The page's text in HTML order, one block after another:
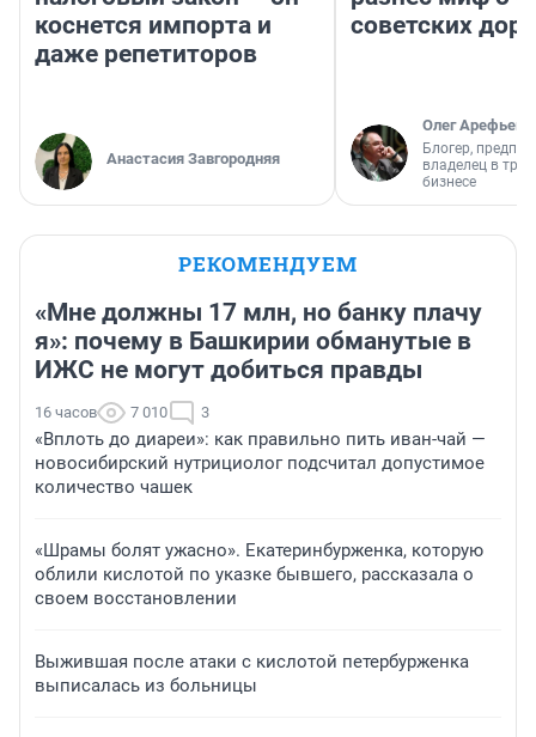
коснется импорта и
даже репетиторов
Анастасия Завгородняя
советских
Олег Арефьев
Блогер,
владелец в
бизнесе
РЕКОМЕНДУЕМ
«Мне должны 17 млн, но банку плачу
я»: почему в Башкирии обманутые в
ИЖС не могут добиться правды
16 часов 7 010 3
«Вплоть до диареи»: как правильно пить иван-чай —
новосибирский нутрициолог подсчитал допустимое
количество чашек
«Шрамы болят ужасно». Екатеринбурженка, которую
облили кислотой по указке бывшего, рассказала о
своем восстановлении
Выжившая после атаки с кислотой петербурженка
выписалась из больницы